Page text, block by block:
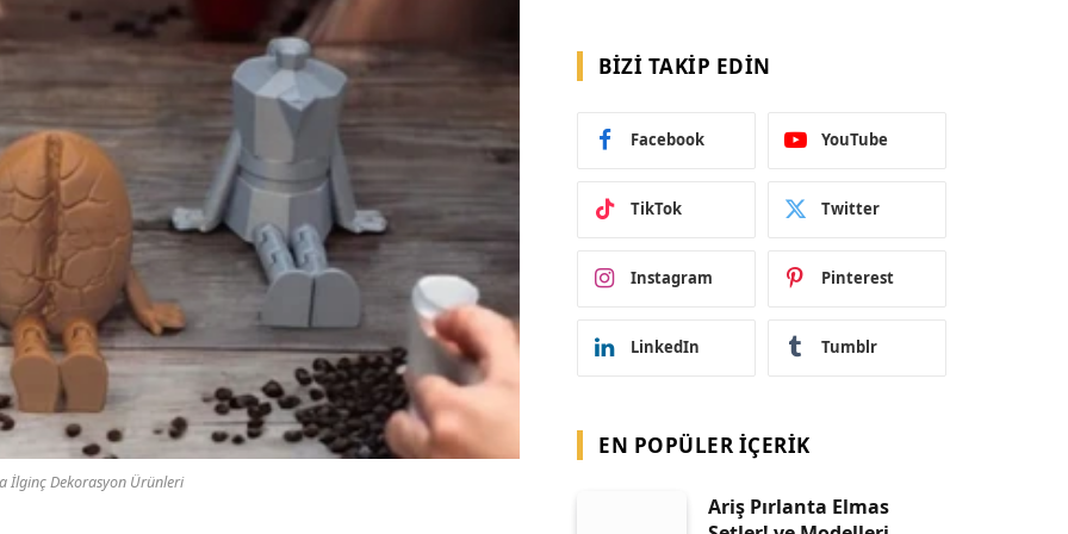
İlginç Dekorasyon Ürünleri
BIZI TAKIP EDIN
Facebook YouTube
TikTok Twitter
Instagram Pinterest
LinkedIn Tumblr
EN POPÜLER İÇERIK
Ariş Pırlanta Elmas